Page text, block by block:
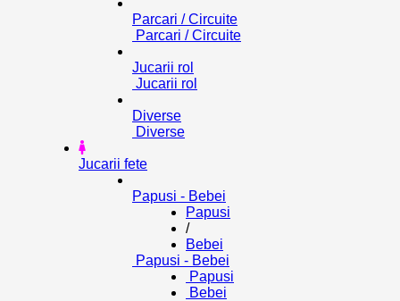
Parcari / Circuite
Parcari / Circuite
Jucarii rol
Jucarii rol
Diverse
Diverse
Jucarii fete
Papusi - Bebei
Papusi
/
Bebei
Papusi - Bebei
Papusi
Bebei